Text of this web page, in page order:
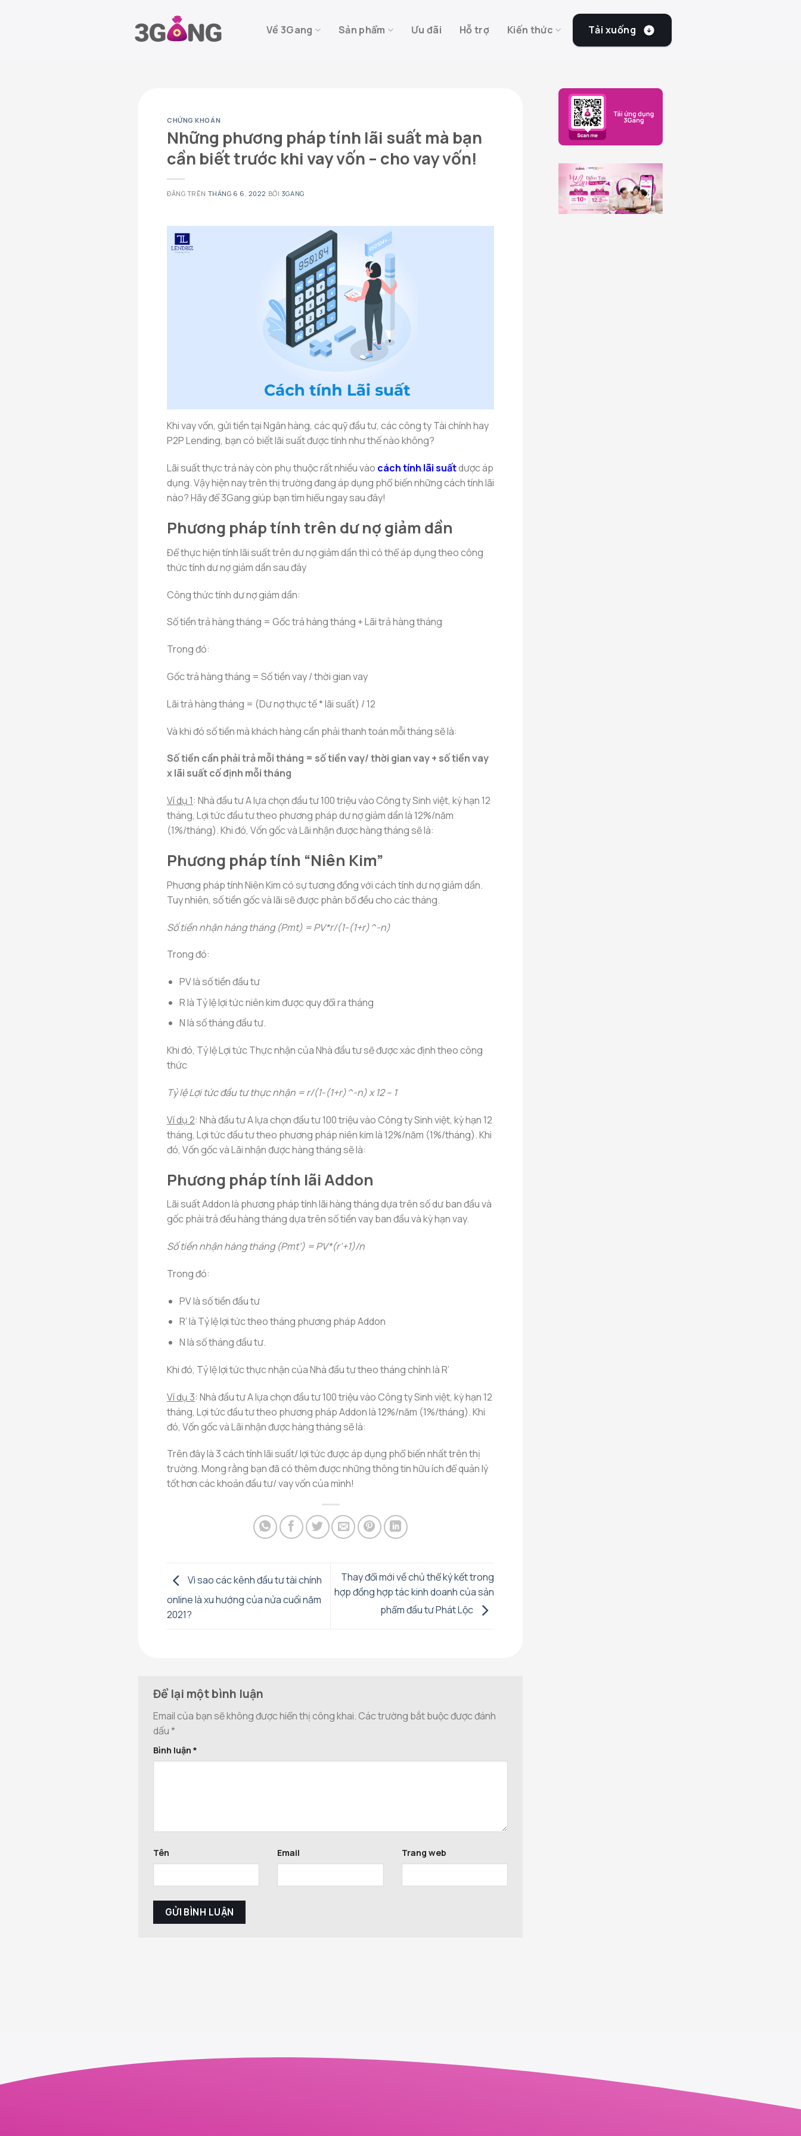
Về 3Gang Sản phẩm Ưu đãi Hỗ trợ Kiến thức Tải xuống
CHỨNG KHOÁN
Những phương pháp tính lãi suất mà bạn
cần biết trước khi vay vốn – cho vay vốn!
ĐĂNG TRÊN THÁNG 6 6, 2022 BỞI 3GANG
Khi vay vốn, gửi tiền tại Ngân hàng, các quỹ đầu tư, các công ty Tài chính hay
P2P Lending, bạn có biết lãi suất được tính như thế nào không?
Lãi suất thực trả này còn phụ thuộc rất nhiều vào cách tính lãi suấtdược áp
dụng. Vậy hiện nay trên thị trường đang áp dụng phổ biến những cách tính lãi
nào? Hãy để 3Gang giúp bạn tìm hiểu ngay sau đây!
Phương pháp tính trên dư nợ giảm dần
Để thực hiện tính lãi suất trên dư nợ giảm dần thì có thể áp dụng theo công
thức tính dư nợ giảm dần sau đây
Công thức tính dư nợ giảm dần:
Số tiền trả hàng tháng = Gốc trả hàng tháng + Lãi trả hàng tháng
Trong đó:
Gốc trả hàng tháng = Số tiền vay / thời gian vay
Lãi trả hàng tháng = (Dư nợ thực tế * lãi suất) / 12
Và khi đó số tiền mà khách hàng cần phải thanh toán mỗi tháng sẽ là:
Số tiền cần phải trả mỗi tháng = số tiền vay/ thời gian vay + số tiền vay
x lãi suất cố định mỗi tháng
Ví dụ 1: Nhà đầu tư A lựa chọn đầu tư 100 triệu vào Công ty Sinh việt, kỳ hạn 12
tháng, Lợi tức đầu tư theo phương pháp dư nợ giảm dần là 12%/năm
(1%/tháng). Khi đó, Vốn gốc và Lãi nhận được hàng tháng sẽ là:
Phương pháp tính “Niên Kim”
Phương pháp tính Niên Kim có sự tương đồng với cách tính dư nợ giảm dần.
Tuy nhiên, số tiền gốc và lãi sẽ được phân bổ đều cho các tháng.
Số tiền nhận hàng tháng (Pmt) = PV*r/(1-(1+r)^-n)
Trong đó:
PV là số tiền đầu tư
R là Tỷ lệ lợi tức niên kim được quy đổi ra tháng
N là số tháng đầu tư.
Khi đó, Tỷ lệ Lợi tức Thực nhận của Nhà đầu tư sẽ được xác định theo công
thức
Tỷ lệ Lợi tức đầu tư thực nhận = r/(1-(1+r)^-n) x 12 – 1
Ví dụ 2: Nhà đầu tư A lựa chọn đầu tư 100 triệu vào Công ty Sinh việt, kỳ hạn 12
tháng, Lợi tức đầu tư theo phương pháp niên kim là 12%/năm (1%/tháng). Khi
đó, Vốn gốc và Lãi nhận được hàng tháng sẽ là:
Phương pháp tính lãi Addon
Lãi suất Addon là phương pháp tính lãi hàng tháng dựa trên số dư ban đầu và
gốc phải trả đều hàng tháng dựa trên số tiền vay ban đầu và kỳ hạn vay.
Số tiền nhận hàng tháng (Pmt’) = PV*(r’+1)/n
Trong đó:
PV là số tiền đầu tư
R’ là Tỷ lệ lợi tức theo tháng phương pháp Addon
N là số tháng đầu tư.
Khi đó, Tỷ lệ lợi tức thực nhận của Nhà đầu tư theo tháng chính là R’
Ví dụ 3: Nhà đầu tư A lựa chọn đầu tư 100 triệu vào Công ty Sinh việt, kỳ hạn 12
tháng, Lợi tức đầu tư theo phương pháp Addon là 12%/năm (1%/tháng). Khi
đó, Vốn gốc và Lãi nhận được hàng tháng sẽ là:
Trên đây là 3 cách tính lãi suất/ lợi tức được áp dụng phổ biến nhất trên thị
trường. Mong rằng bạn đã có thêm được những thông tin hữu ích để quản lý
tốt hơn các khoản đầu tư/ vay vốn của mình!
Vì sao các kênh đầu tư tài chính
online là xu hướng của nửa cuối năm
2021?
Thay đổi mới về chủ thể ký kết trong
hợp đồng hợp tác kinh doanh của sản
phẩm đầu tư Phát Lộc
Để lại một bình luận
Email của bạn sẽ không được hiển thị công khai. Các trường bắt buộc được đánh
dấu*
Bình luận *
Tên Email Trang web